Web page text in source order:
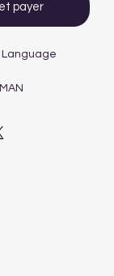
payer
Language